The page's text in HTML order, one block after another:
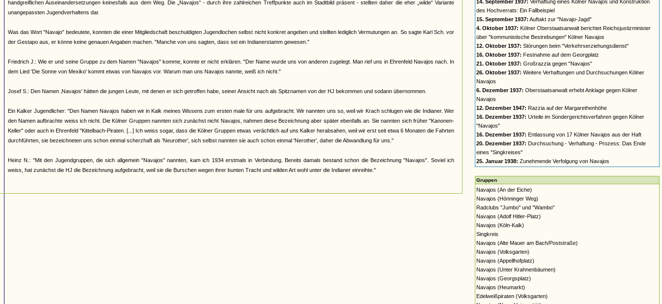
handgreiflichen Auseinandersetzungen keinesfalls aus dem Weg. Die „Navajos“ - durch ihre zahlreichen Treffpunkte auch im Stadtbild präsent - stellten daher die eher „wilde“ Variante
unangepassten Jugendverhaltens dar.
Was das Wort "Navajo" bedeutete, konnten die einer Mitgliedschaft beschuldigten Jugendlochen selbst nicht konkret angeben und stellten lediglich Vermutungen an. So sagte Karl Sch. vor
der Gestapo aus, er könne keine genauen Angaben machen. "Manche von uns sagten, dass sei ein Indianerstamm gewesen."
Friedrich J.: Wie er und seine Gruppe zu dem Namen "Navajos" komme, konnte er nicht erklären. "Der Name wurde uns von anderen zugelegt. Man rief uns in Ehrenfeld Navajos nach. In
dem Lied 'Die Sonne von Mexiko' kommt etwas von Navajos vor. Warum man uns Navajos nannte, weiß ich nicht."
Josef S.: Den Namen ‚Navajos' hätten die jungen Leute, mit denen er sich getroffen habe, seiner Ansicht nach als Spitznamen von der HJ bekommen und sodann übernommen.
Ein Kalker Jugendlicher: "Den Namen Navajos haben wir in Kalk meines Wissens zum ersten male für uns aufgebracht. Wir nannten uns so, weil wir Krach schlugen wie die Indianer. Wer
den Namen aufbrachte weiss ich nicht. Die Kölner Gruppen nannten sich zunächst nicht Navajos, nahmen diese Bezeichnung aber später ebenfalls an. Sie nannten sich früher "Kanonen-
Keller" oder auch in Ehrenfeld "Kittelbach-Piraten. [...] Ich weiss sogar, dass die Kölner Gruppen etwas verächtlich auf uns Kalker herabsahen, weil wir erst seit etwa 6 Monaten die Fahrten
durchführten, sie bezeichneten uns schon einmal scherzhaft als 'Neurother', sich selbst nannten sie auch schon einmal 'Nerother', daher die Abwandlung für uns."
Heinz N.: "Mit den Jugendgruppen, die sich allgemein "Navajos" nannten, kam ich 1934 erstmals in Verbindung. Bereits damals bestand schon die Bezeichnung "Navajos". Soviel ich
weiss, hat zunächst die HJ die Bezeichnung aufgebracht, weil sie die Burschen wegen ihrer bunten Tracht und wilden Art wohl unter die Indianer einreihte."
14. September 1937: Verhaftung eines Kölner Navajos und Konstruktion
des Hochverrats: Ein Fallbeispiel
15. September 1937: Auftakt zur "Navajo-Jagd"
4. Oktober 1937: Kölner Oberstaatsanwalt berichtet Reichsjustizminister
über "kommunistische Bestrebungen" Kölner Navajos
12. Oktober 1937: Störungen beim "Verkehrserziehungsdienst"
16. Oktober 1937: Festnahme auf dem Georgplatz
21. Oktober 1937: Großrazzia gegen "Navajos"
26. Oktober 1937: Weitere Verhaftungen und Durchsuchungen Kölner
Navajos
6. Dezember 1937: Oberstaatsanwalt erhebt Anklage gegen Kölner
Navajos
12. Dezember 1947: Razzia auf der Margarethenhöhe
16. Dezember 1937: Urteile im Sondergerichtsverfahren gegen Kölner
"Navajos"
16. Dezember 1937: Entlassung von 17 Kölner Navajos aus der Haft
20. Dezember 1937: Durchsuchung - Verhaftung - Prozess: Das Ende
eines "Singkreises"
25. Januar 1938: Zunehmende Verfolgung von Navajos
Gruppen
Navajos (An der Eiche)
Navajos (Hönninger Weg)
Radclubs "Jumbo" und "Wambo"
Navajos (Adolf Hitler-Platz)
Navajos (Köln-Kalk)
Singkreis
Navajos (Alte Mauer am Bach/Poststraße)
Navajos (Volksgarten)
Navajos (Appellhofplatz)
Navajos (Unter Krahnenbäumen)
Navajos (Georgsplatz)
Navajos (Heumarkt)
Edelweißpiraten (Volksgarten)